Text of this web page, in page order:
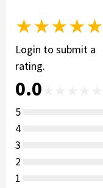
★★★★★
Login to submit a
rating.
0.0
5
4
3
2
1